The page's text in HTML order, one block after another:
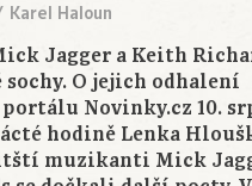
Karel Haloun
Jagger a Keith
sochy. O jejich odhalení
Novinky.cz 10.
hodině Lenka
muzikanti Mick